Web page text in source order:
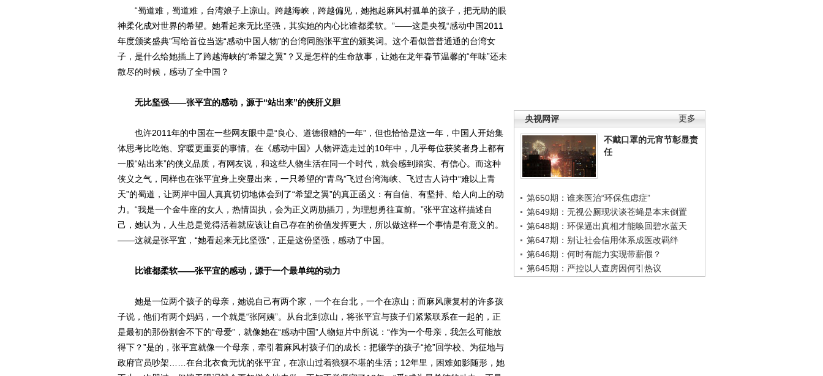
更多
央视网评
不戴口罩的元宵节彰显责
任
第650期：谁来医治“环保焦虑症”
第649期：无视公厕现状谈苍蝇是本末倒置
第648期：环保逼出真相才能唤回碧水蓝天
第647期：别让社会信用体系成医改羁绊
第646期：何时有能力实现带薪假？
第645期：严控以人查房因何引热议
“蜀道难，蜀道难，台湾娘子上凉山。跨越海峡，跨越偏见，她抱起麻风村孤单的孩子，把无助的眼
神柔化成对世界的希望。她看起来无比坚强，其实她的内心比谁都柔软。”——这是央视“感动中国2011
年度颁奖盛典”写给首位当选“感动中国人物”的台湾同胞张平宜的颁奖词。这个看似普普通通的台湾女
子，是什么给她插上了跨越海峡的“希望之翼”？又是怎样的生命故事，让她在龙年春节温馨的“年味”还未
散尽的时候，感动了全中国？
无比坚强——张平宜的感动，源于“站出来”的侠肝义胆
也许2011年的中国在一些网友眼中是“良心、道德很糟的一年”，但也恰恰是这一年，中国人开始集
体思考比吃饱、穿暖更重要的事情。在《感动中国》人物评选走过的10年中，几乎每位获奖者身上都有
一股“站出来”的侠义品质，有网友说，和这些人物生活在同一个时代，就会感到踏实、有信心。而这种
侠义之气，同样也在张平宜身上突显出来，一只希望的“青鸟”飞过台湾海峡、飞过古人诗中“难以上青
天”的蜀道，让两岸中国人真真切切地体会到了“希望之翼”的真正函义：有自信、有坚持、给人向上的动
力。“我是一个金牛座的女人，热情固执，会为正义两肋插刀，为理想勇往直前。”张平宜这样描述自
己，她认为，人生总是觉得活着就应该让自己存在的价值发挥更大，所以做这样一个事情是有意义的。
——这就是张平宜，“她看起来无比坚强”，正是这份坚强，感动了中国。
比谁都柔软——张平宜的感动，源于一个最单纯的动力
她是一位两个孩子的母亲，她说自己有两个家，一个在台北，一个在凉山；而麻风康复村的许多孩
子说，他们有两个妈妈，一个就是“张阿姨”。从台北到凉山，将张平宜与孩子们紧紧联系在一起的，正
是最初的那份割舍不下的“母爱”，就像她在“感动中国”人物短片中所说：“作为一个母亲，我怎么可能放
得下？”是的，张平宜就像一个母亲，牵引着麻风村孩子们的成长：把辍学的孩子“抢”回学校、为征地与
政府官员吵架……在台北衣食无忧的张平宜，在凉山过着狼狈不堪的生活；12年里，困难如影随形，她